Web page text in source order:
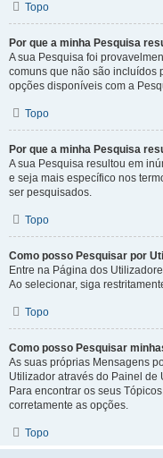
Topo
Por que a minha Pesquisa
A sua Pesquisa foi
comuns que não são incluídos
opções disponíveis com a
Topo
Por que a minha Pesquisa
A sua Pesquisa resultou em
e seja mais específico nos
ser pesquisados.
Topo
Como posso Pesquisar por
Entre na Página dos
Ao selecionar, siga
Topo
Como posso Pesquisar
As suas próprias Mensagens
Utilizador através do Painel
Para encontrar os seus
corretamente as opções.
Topo